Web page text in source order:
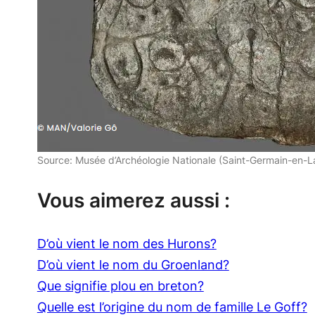
Source: Musée d’Archéologie Nationale (Saint-Germain-en-
Vous aimerez aussi :
D’où vient le nom des Hurons?
D’où vient le nom du Groenland?
Que signifie plou en breton?
Quelle est l’origine du nom de famille Le Goff?